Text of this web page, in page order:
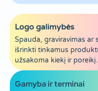
Logo galimybės
Spauda, graviravimas ar
išrinkti tinkamus
užsakoma kiekį ir poreikį.
Gamyba ir terminai